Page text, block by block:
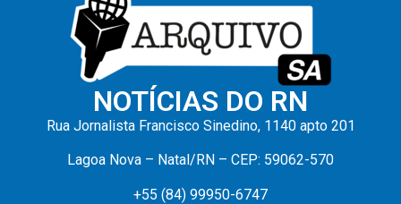
NOTÍCIAS DO RN
Rua Jornalista Francisco Sinedino, 1140 apto 201
Lagoa Nova – Natal/RN – CEP: 59062-570
+55 (84) 99950-6747